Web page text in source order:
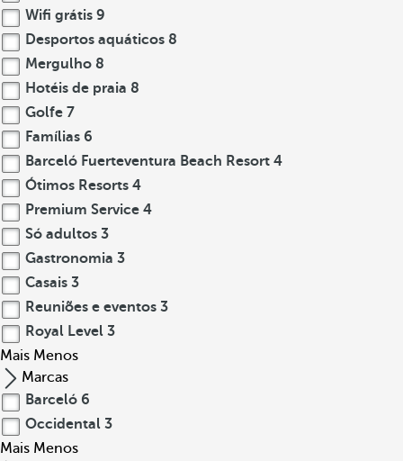
Wifi grátis 9
Desportos aquáticos 8
Mergulho 8
Hotéis de praia 8
Golfe 7
Famílias 6
Barceló Fuerteventura Beach Resort 4
Ótimos Resorts 4
Premium Service 4
Só adultos 3
Gastronomia 3
Casais 3
Reuniões e eventos 3
Royal Level 3
Mais Menos
Marcas
Barceló 6
Occidental 3
Mais Menos